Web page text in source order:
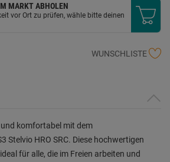
MARKT ABHOLEN
vor Ort zu prüfen, wähle bitte deinen
WUNSCHLISTE
komfortabel mit dem
Stelvio HRO SRC. Diese hochwertigen
für alle, die im Freien arbeiten und